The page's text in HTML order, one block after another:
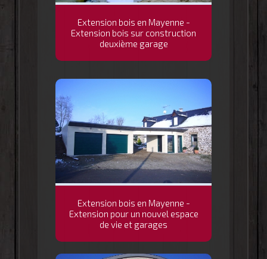
Extension bois en Mayenne -
Extension bois sur construction
deuxième garage
Extension bois en Mayenne -
Extension pour un nouvel espace
de vie et garages